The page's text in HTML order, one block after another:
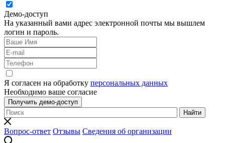
Демо-доступ
На указанный вами адрес электронной почты мы вышлем
логин и пароль.
Я согласен на обработку персональных данных
Необходимо ваше согласие
Получить демо-доступ
Найти
Вопрос-ответ Отзывы Сведения об организации